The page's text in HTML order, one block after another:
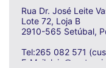
Rua Dr. José Leite
Lote 72, Loja B
2910-565 Setúbal,
Tel:265 082 571
E-Mail: loja@curto-